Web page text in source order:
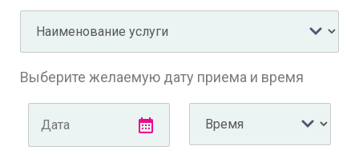
Выберите желаемую дату приема и время